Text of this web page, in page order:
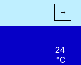
→
24
°C